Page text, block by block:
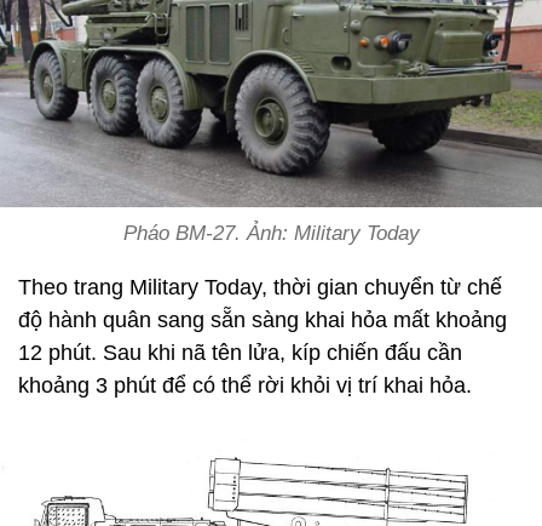
Pháo BM-27. Ảnh: Military Today
Theo trang Military Today, thời gian chuyển từ chế
độ hành quân sang sẵn sàng khai hỏa mất khoảng
12 phút. Sau khi nã tên lửa, kíp chiến đấu cần
khoảng 3 phút để có thể rời khỏi vị trí khai hỏa.